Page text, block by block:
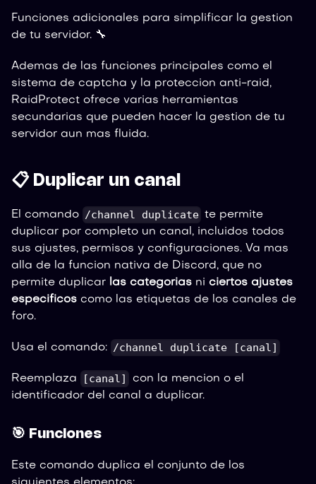
Funciones adicionales para simplificar la gestion
de tu servidor. 🔧
Ademas de las funciones principales como el
sistema de captcha y la proteccion anti-raid,
RaidProtect ofrece varias herramientas
secundarias que pueden hacer la gestion de tu
servidor aun mas fluida.
📋 Duplicar un canal
El comando /channel duplicate te permite
duplicar por completo un canal, incluidos todos
sus ajustes, permisos y configuraciones. Va mas
alla de la funcion nativa de Discord, que no
permite duplicar las categorias ni ciertos ajustes
especificos como las etiquetas de los canales de
foro.
Usa el comando: /channel duplicate [canal]
Reemplaza [canal]
con la mencion o el
identificador del canal a duplicar.
🎯 Funciones
Este comando duplica el conjunto de los